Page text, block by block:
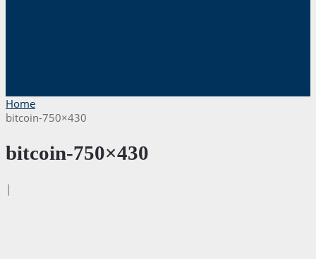
Home
bitcoin-750×430
bitcoin-750×430
|